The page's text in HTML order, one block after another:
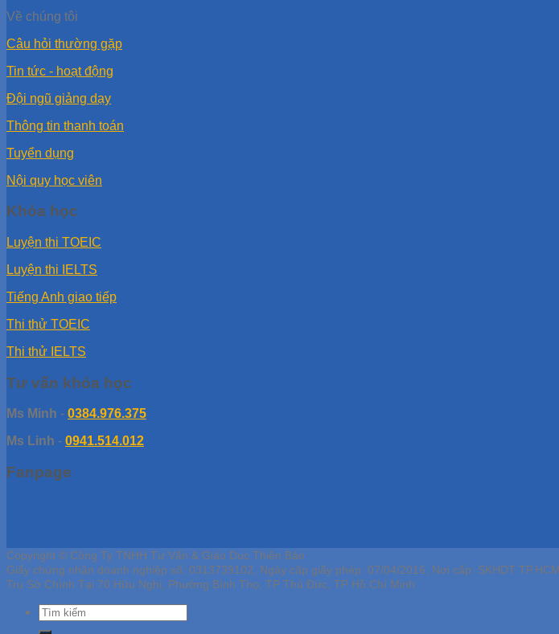
Về chúng tôi
Câu hỏi thường gặp
Tin tức - hoạt động
Đội ngũ giảng dạy
Thông tin thanh toán
Tuyển dụng
Nội quy học viên
Khóa học
Luyện thi TOEIC
Luyện thi IELTS
Tiếng Anh giao tiếp
Thi thử TOEIC
Thi thử IELTS
Tư vấn khóa học
Ms Minh - 0384.976.375
Ms Linh - 0941.514.012
Fanpage
Copyright © Công Ty TNHH Tư Vấn & Giáo Dục Thiên Bảo
Giấy chứng nhận doanh nghiệp số: 0313739102, Ngày cấp giấy phép: 07/04/2016, Nơi cấp: SKHDT TP.HCM
Trụ Sở Chính Tại 70 Hữu Nghị, Phường Bình Thọ, TP Thủ Đức, TP Hồ Chí Minh